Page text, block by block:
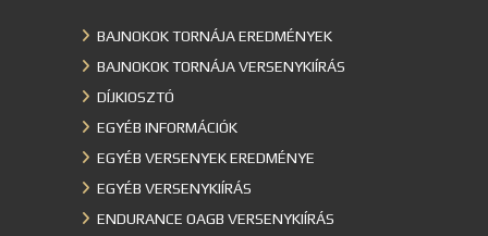
BAJNOKOK TORNÁJA EREDMÉNYEK
BAJNOKOK TORNÁJA VERSENYKIÍRÁS
DÍJKIOSZTÓ
EGYÉB INFORMÁCIÓK
EGYÉB VERSENYEK EREDMÉNYE
EGYÉB VERSENYKIÍRÁS
ENDURANCE OAGB VERSENYKIÍRÁS